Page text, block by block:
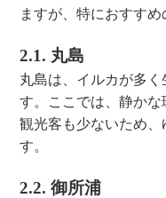
ますが、特におすすめ
2.1. 丸島
丸島は、イルカが多
す。ここでは、静かな
観光客も少ないため、
す。
2.2. 御所浦